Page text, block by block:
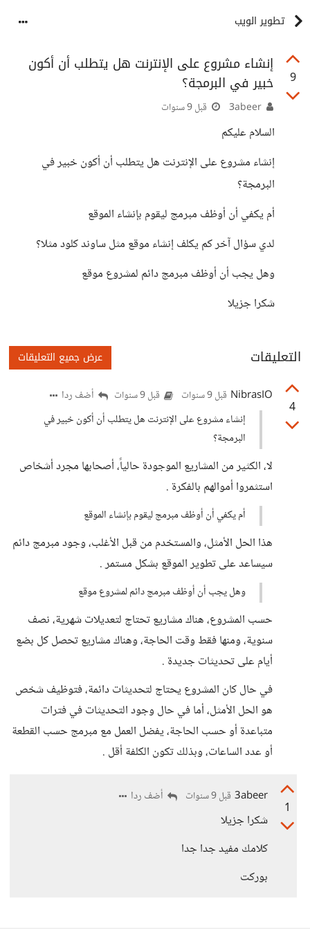
تطوير الويب
9
إنشاء مشروع على الإنترنت هل يتطلب أن أكون
خبير في البرمجة؟
قبل 9 سنوات
السلام عليكم
إنشاء مشروع على الإنترنت هل يتطلب أن أكون خبير في
البرمجة؟
أم يكفي أن أوظف مبرمج ليقوم بإنشاء الموقع
لدي سؤال آخر كم يكلف إنشاء موقع مثل ساوند كلود مثلا؟
وهل يجب أن أوظف مبرمج دائم لمشروع موقع
شكرا جزيلا
التعليقات عرض جميع التعليقات
4
NibrasIO قبل 9 سنوات قبل 9 سنوات
أضف ردا
إنشاء مشروع على الإنترنت هل يتطلب أن أكون خبير في
البرمجة؟
لا، الكثير من المشاريع الموجودة حالياً، أصحابها مجرد أشخاص
استثمروا أموالهم بالفكرة .
أم يكفي أن أوظف مبرمج ليقوم بإنشاء الموقع
هذا الحل الأمثل، والمستخدم من قبل الأغلب، وجود مبرمج دائم
سيساعد على تطوير الموقع بشكل مستمر .
وهل يجب أن أوظف مبرمج دائم لمشروع موقع
حسب المشروع، هناك مشاريع تحتاج لتعديلات شهرية، نصف
سنوية، ومنها فقط وقت الحاجة، وهناك مشاريع تحصل كل بضع
أيام على تحديثات جديدة .
في حال كان المشروع يحتاج لتحديثات دائمة، فتوظيف شخص
هو الحل الأمثل، أما في حال وجود التحديثات في فترات
متباعدة أو حسب الحاجة، يفضل العمل مع مبرمج حسب القطعة
أو عدد الساعات، وبذلك تكون الكلفة أقل .
1
3abeer قبل 9 سنوات أضف ردا
شكرا جزيلا
كلامك مفيد جدا جدا
بوركت